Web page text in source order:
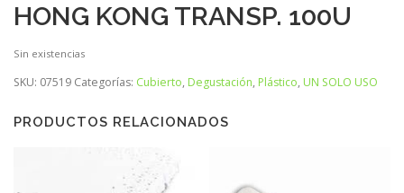
HONG KONG TRANSP. 100U
Sin existencias
SKU: 07519 Categorías: Cubierto, Degustación, Plástico, UN SOLO USO
PRODUCTOS RELACIONADOS